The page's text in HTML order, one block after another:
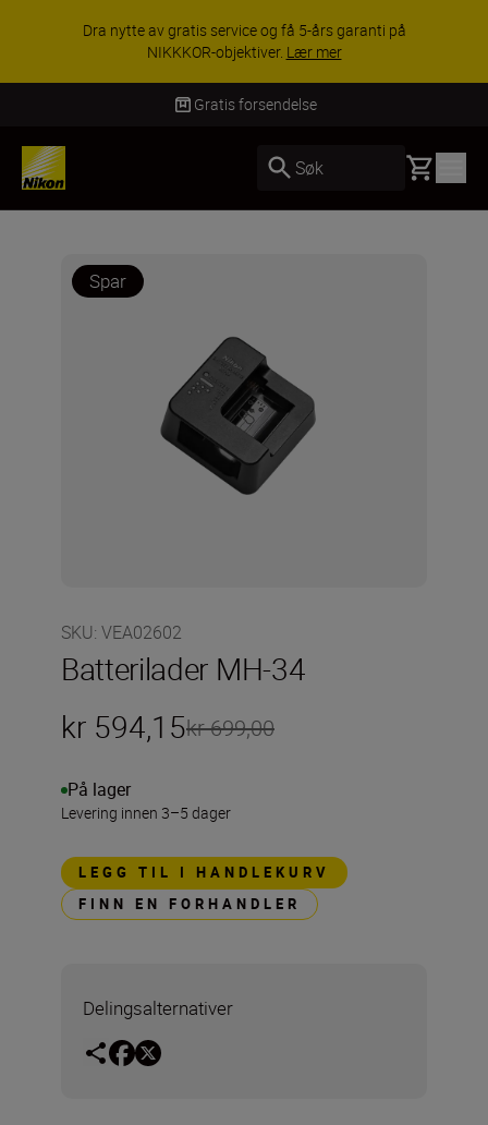
Dra nytte av gratis service og få 5-års garanti på
NIKKKOR-objektiver. Lær mer
Gratis forsendelse
Søk Basket
Spar
SKU: VEA02602
Batterilader MH-34
kr 594,15kr 699,00
På lager
Levering innen 3–5 dager
LEGG TIL I HANDLEKURV
FINN EN FORHANDLER
Delingsalternativer